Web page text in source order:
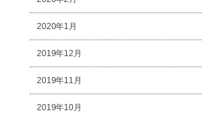
2020年1月
2019年12月
2019年11月
2019年10月